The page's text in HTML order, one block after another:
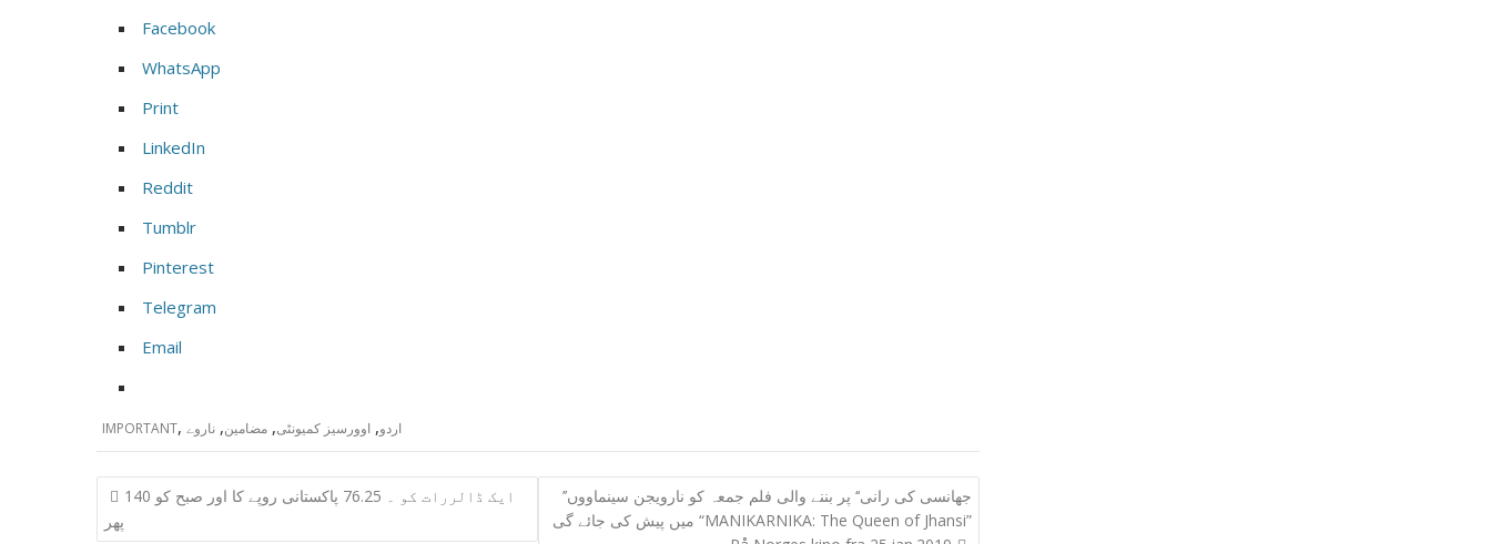
Facebook
WhatsApp
Print
LinkedIn
Reddit
Tumblr
Pinterest
Telegram
Email
IMPORTANT, اردو, اوورسیز کمیونٹی, مضامین, ناروے
Post
navigation
140 ایک ڈالررات کو ۔ 76.25 پاکستانی روپے کا اور صبح کو
پھر
’’جھانسی کی رانی‘‘ پر بننے والی فلم جمعہ کو نارویجن سینماووں
میں پیش کی جائے گی “MANIKARNIKA: The Queen of Jhansi”